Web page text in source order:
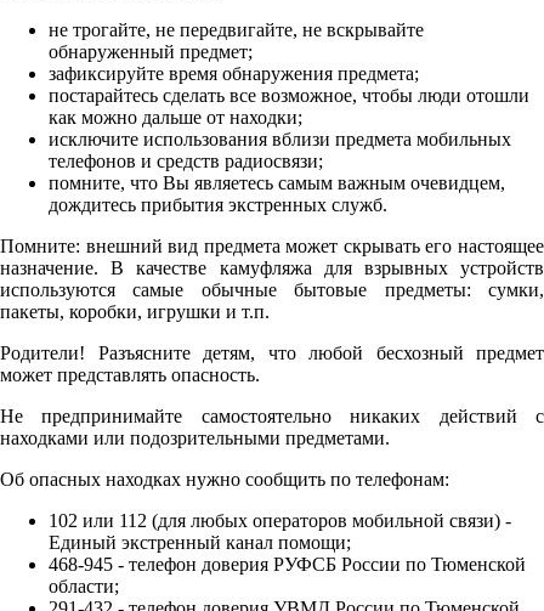
не трогайте, не передвигайте, не вскрывайте
обнаруженный предмет;
зафиксируйте время обнаружения предмета;
постарайтесь сделать все возможное, чтобы люди отошли
как можно дальше от находки;
исключите использования вблизи предмета мобильных
телефонов и средств радиосвязи;
помните, что Вы являетесь самым важным очевидцем,
дождитесь прибытия экстренных служб.
Помните: внешний вид предмета может скрывать его настоящее
назначение. В качестве камуфляжа для взрывных устройств
используются самые обычные бытовые предметы: сумки,
пакеты, коробки, игрушки и т.п.
Родители! Разъясните детям, что любой бесхозный предмет
может представлять опасность.
Не предпринимайте самостоятельно никаких действий с
находками или подозрительными предметами.
Об опасных находках нужно сообщить по телефонам:
102 или 112 (для любых операторов мобильной связи) -
Единый экстренный канал помощи;
468-945 - телефон доверия РУФСБ России по Тюменской
области;